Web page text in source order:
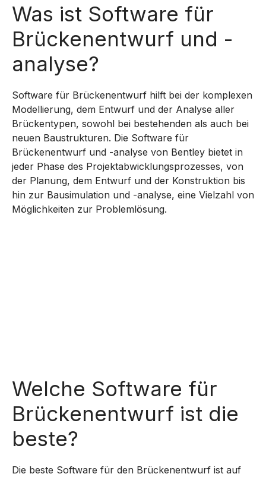
Was ist Software für
Brückenentwurf und -
analyse?
Software für Brückenentwurf hilft bei der komplexen
Modellierung, dem Entwurf und der Analyse aller
Brückentypen, sowohl bei bestehenden als auch bei
neuen Baustrukturen. Die Software für
Brückenentwurf und -analyse von Bentley bietet in
jeder Phase des Projektabwicklungsprozesses, von
der Planung, dem Entwurf und der Konstruktion bis
hin zur Bausimulation und -analyse, eine Vielzahl von
Möglichkeiten zur Problemlösung.
Welche Software für
Brückenentwurf ist die
beste?
Die beste Software für den Brückenentwurf ist auf